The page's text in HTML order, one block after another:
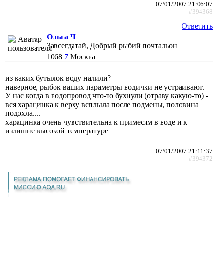
07/01/2007 21:06:07
#394368
Ответить
Ольга Ч
Завсегдатай, Добрый рыбий почтальон
1068 7 Москва
из каких бутылок воду налили?
наверное, рыбок ваших параметры водички не устраивают.
У нас когда в водопровод что-то бухнули (отраву какую-то) -
вся харацинка к верху всплыла после подмены, половина
подохла....
харацинка очень чувствительна к примесям в воде и к
излишне высокой температуре.
07/01/2007 21:11:37
#394372